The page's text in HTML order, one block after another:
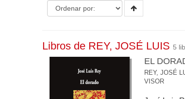
Libros de REY, JOSÉ LUIS 5
EL
REY, JOSÉ
VISOR